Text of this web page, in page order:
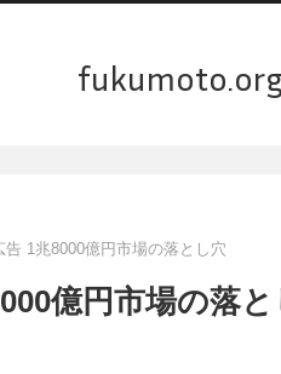
1兆8000億円市場の落とし穴
億円市場の落と